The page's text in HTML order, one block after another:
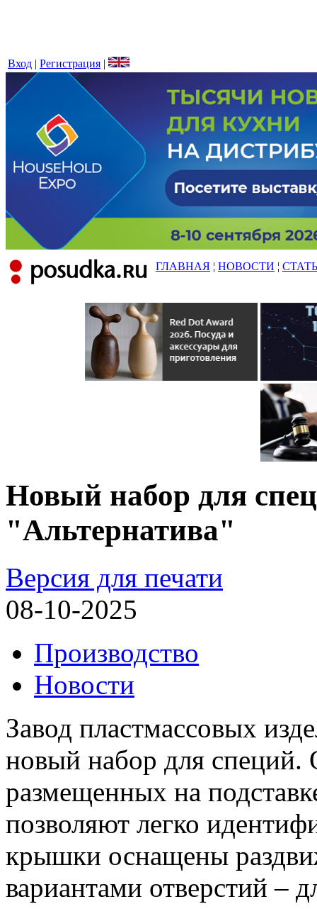
Вход | Регистрация |
ГЛАВНАЯ ¦ НОВОСТИ ¦
Новый набор для
"Альтернатива"
Версия для печати
08-10-2025
Производство
Новости
Завод пластмассовых
новый набор для специй.
размещенных на
позволяют легко
крышки оснащены
вариантами отверстий –